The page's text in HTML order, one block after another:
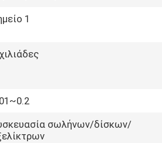
1
σωλήνων/δίσκων/